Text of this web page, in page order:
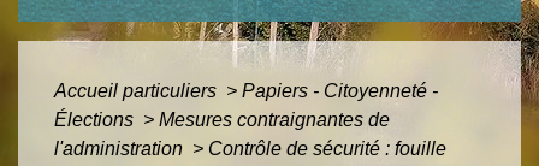
Accueil particuliers > Papiers - Citoyenneté -
Élections > Mesures contraignantes de
l'administration > Contrôle de sécurité : fouille